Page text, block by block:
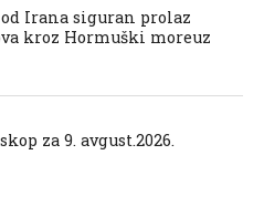
od Irana siguran prolaz
kroz Hormuški moreuz
za 9. avgust.2026.